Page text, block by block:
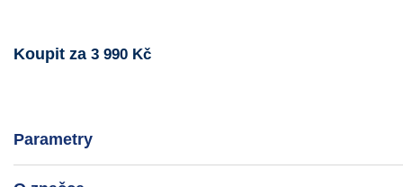
Koupit za 3 990 Kč
Parametry